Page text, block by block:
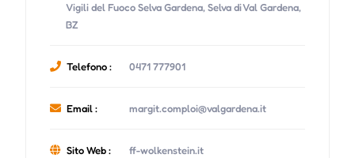
Vigili del Fuoco Selva Gardena, Selva di Val Gardena,
BZ
Telefono : 0471 777901
Email : margit.comploi@valgardena.it
Sito Web : ff-wolkenstein.it